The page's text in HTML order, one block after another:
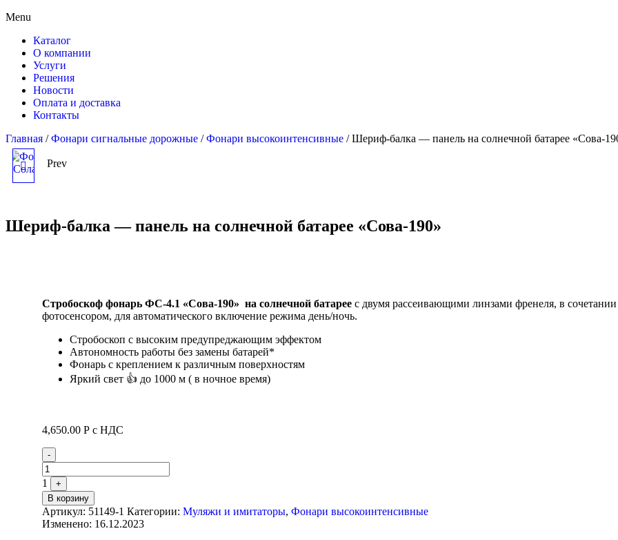
Menu
Каталог
О компании
Услуги
Решения
Новости
Оплата и доставка
Контакты
Главная /Фонари сигнальные дорожные /Фонари высокоинтенсивные / Шериф-балка — панель на солнечной батарее «Сова-
ФОНАРЬ ФСА-5.1
"СОЛАР-80-ШАЙБА"
Prev
Шериф-балка — панель на солнечной батарее «Сова-190»
Стробоскоф фонарь ФС-4.1 «Сова-190» на солнечной батареес двумя рассеивающими линзами френеля, в сочетании
фотосенсором, для автоматического включение режима день/ночь.
Стробоскоп с высоким предупреджающим эффектом
Автономность работы без замены батарей*
Фонарь с креплением к различным поверхностям
Яркий свет 👍 до 1000 м ( в ночное время)
4,650.00Р с НДС
Quantity
-
1
+
В корзину
Артикул: 51149-1 Категории:Муляжи и имитаторы,Фонари высокоинтенсивные
Изменено: 16.12.2023